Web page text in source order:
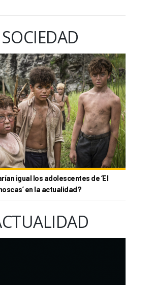
SOCIEDAD
igual los adolescentes de ‘El
en la actualidad?